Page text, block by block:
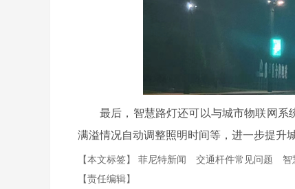
最后，智慧路灯还可以与城市物联网
满溢情况自动调整照明时间等，进一步提升
【本文标签】 菲尼特新闻 交通杆件常见问题
【责任编辑】